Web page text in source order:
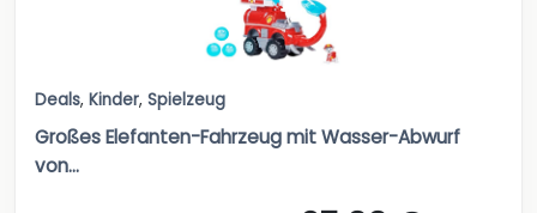
Deals, Kinder, Spielzeug
Großes Elefanten-Fahrzeug mit Wasser-Abwurf
von...